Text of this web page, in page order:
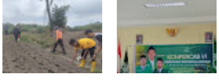
Persatuan Dan Kesatuan